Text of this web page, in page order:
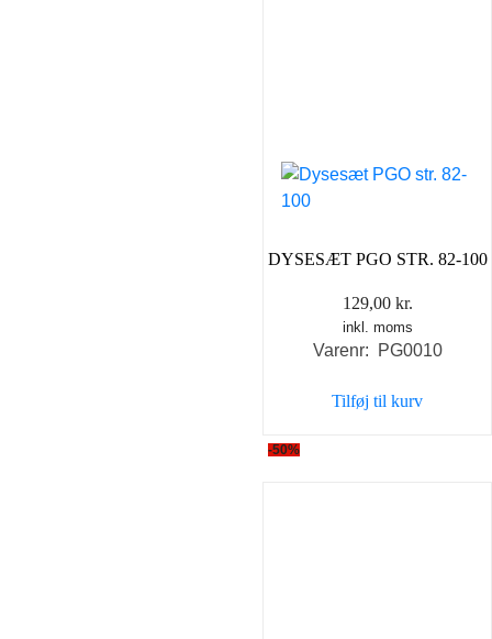
DYSESÆT PGO STR. 82-100
129,00 kr.
inkl. moms
Varenr: PG0010
Tilføj til kurv
-50%